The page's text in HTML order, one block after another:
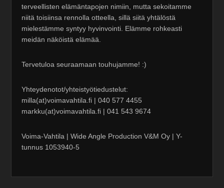
terveellisten elämäntapojen nimiin, mutta sekoitamme
niitä toisiinsa rennolla otteella, sillä siitä yhtälöstä
mielestämme syntyy hyvinvointi. Elämme rohkeasti
meidän näköistä elämää.
Tervetuloa seuraamaan touhujamme! :)
Yhteydenotot/yhteistyötiedustelut:
milla(at)voimavahtila.fi | 040 577 4455
markku(at)voimavahtila.fi | 041 543 9674
Voima-Vahtila | Wide Angle Production V&M Oy | Y-
tunnus 1053940-5